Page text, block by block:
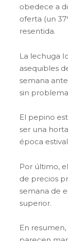
obedece a
oferta (un
resentida.
La lechuga
asequibles
semana
sin
El pepino
ser una
época
Por último,
de precios
semana de
superior.
En